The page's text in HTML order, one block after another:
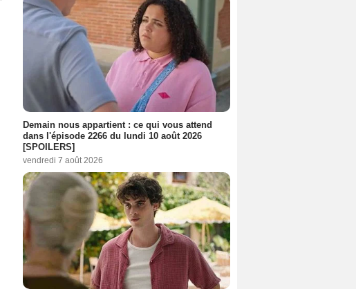
Demain nous appartient : ce qui vous attend
dans l'épisode 2266 du lundi 10 août 2026
[SPOILERS]
vendredi 7 août 2026